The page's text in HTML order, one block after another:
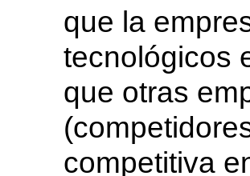
que la
tecnológicos
que otras
competitiva